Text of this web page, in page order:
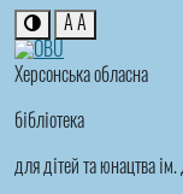
Херсонська обласна
бібліотека
для дітей та юнацтва ім.
A A